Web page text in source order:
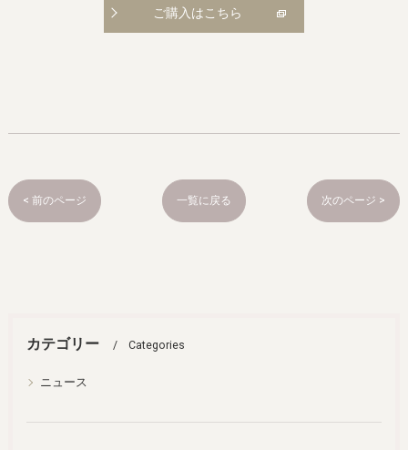
ご購入はこちら
< 前のページ 一覧に戻る 次のページ >
カテゴリー Categories
ニュース